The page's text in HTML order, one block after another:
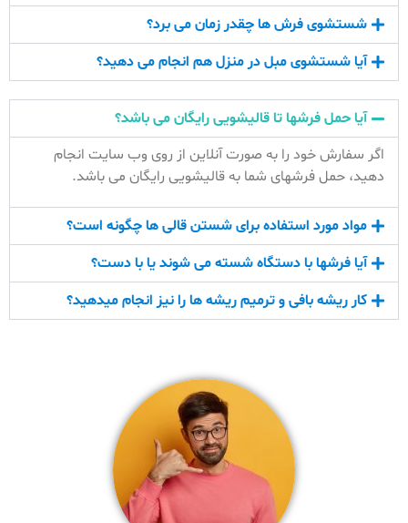
شستشوی فرش ها چقدر زمان می برد؟
آیا شستشوی مبل در منزل هم انجام می دهید؟
آیا حمل فرشها تا قالیشویی رایگان می باشد؟
اگر سفارش خود را به صورت آنلاین از روی وب سایت انجام
دهید، حمل فرشهای شما به قالیشویی رایگان می باشد.
مواد مورد استفاده برای شستن قالی ها چگونه است؟
آیا فرشها با دستگاه شسته می شوند یا با دست؟
کار ریشه بافی و ترمیم ریشه ها را نیز انجام میدهید؟